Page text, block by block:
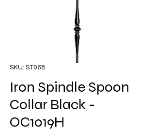
SKU: ST068
Iron Spindle Spoon
Collar Black -
OC1019H